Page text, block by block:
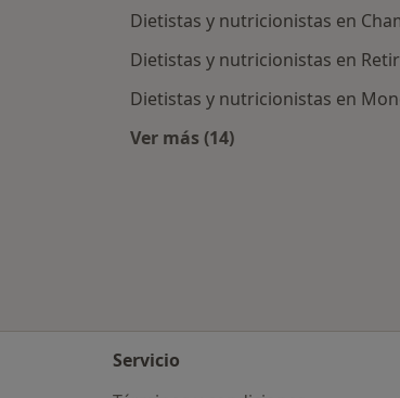
Dietistas y nutricionistas en
Dietistas y nutricionistas en
Dietistas y nutricionistas en
Ver más (14)
Servicio